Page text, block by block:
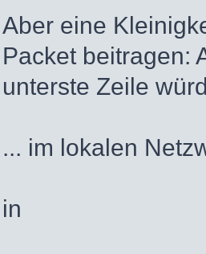
Aber eine
Packet beitragen:
unterste Zeile
... im lokalen
in